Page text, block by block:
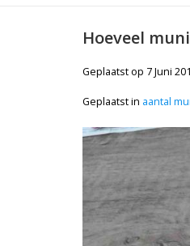
Hoeveel
Geplaatst op 7 Juni
Geplaatst in aantal